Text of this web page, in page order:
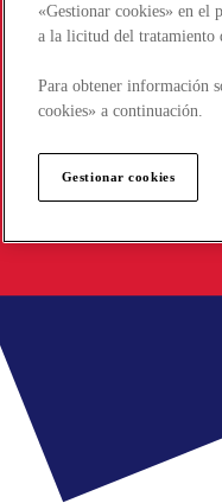
«Gestionar cookies» en el
a la licitud del tratamiento
Para obtener información
cookies» a continuación.
Gestionar cookies